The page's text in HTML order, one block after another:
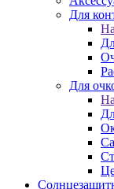
Для
Для